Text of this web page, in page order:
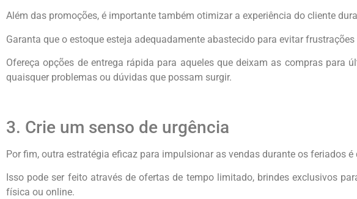
Além das promoções, é importante também otimizar a experiência do cliente
Garanta que o estoque esteja adequadamente abastecido para evitar
Ofereça opções de entrega rápida para aqueles que deixam as compras
quaisquer problemas ou dúvidas que possam surgir.
3. Crie um senso de urgência
Por fim, outra estratégia eficaz para impulsionar as vendas durante os feriados
Isso pode ser feito através de ofertas de tempo limitado, brindes exclusivos
física ou online.